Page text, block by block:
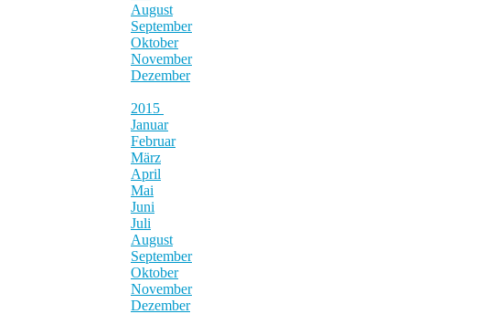
August
September
Oktober
November
Dezember
2015
Januar
Februar
März
April
Mai
Juni
Juli
August
September
Oktober
November
Dezember